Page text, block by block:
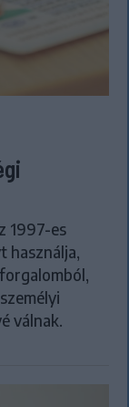
1997-es
használja,
válnak.